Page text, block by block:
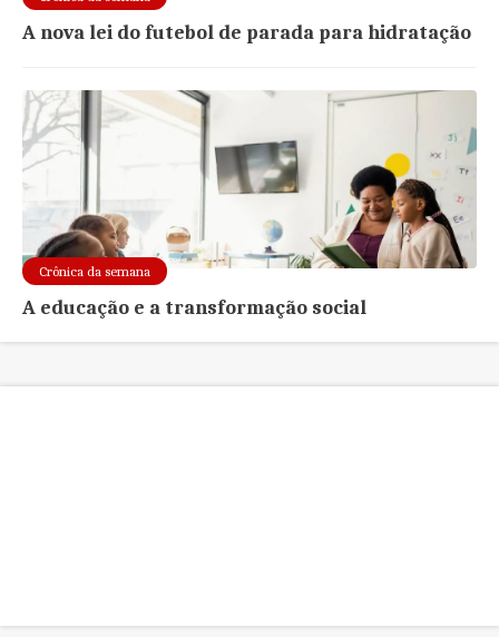
A nova lei do futebol de parada para hidratação
Crônica da semana
A educação e a transformação social